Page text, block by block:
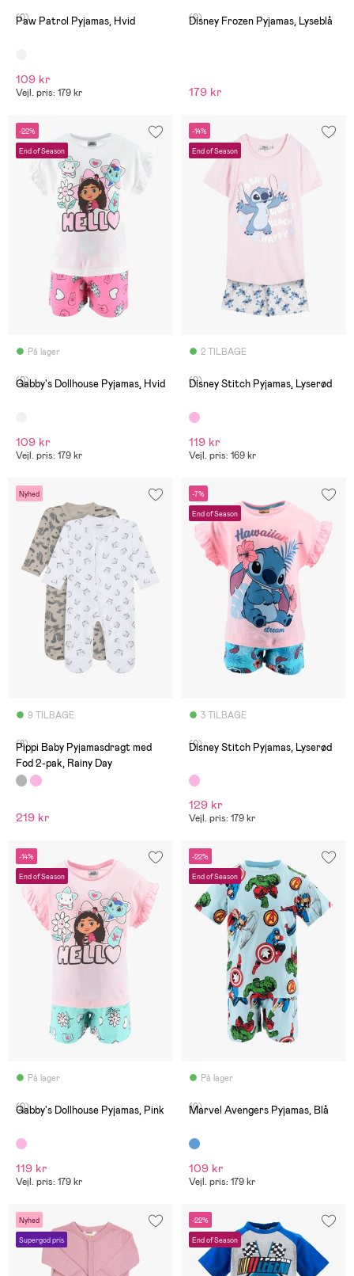
(0)
Paw Patrol Pyjamas, Hvid
109 kr
Vejl. pris: 179 kr
(0)
Disney Frozen Pyjamas, Lyseblå
179 kr
-22%
End of Season
På lager
(0)
Gabby's Dollhouse Pyjamas, Hvid
109 kr
Vejl. pris: 179 kr
-14%
End of Season
2 TILBAGE
(0)
Disney Stitch Pyjamas, Lyserød
119 kr
Vejl. pris: 169 kr
Nyhed
9 TILBAGE
(8)
Pippi Baby Pyjamasdragt med
Fod 2-pak, Rainy Day
219 kr
-7%
End of Season
3 TILBAGE
(0)
Disney Stitch Pyjamas, Lyserød
129 kr
Vejl. pris: 179 kr
-14%
End of Season
På lager
(0)
Gabby's Dollhouse Pyjamas, Pink
119 kr
Vejl. pris: 179 kr
-22%
End of Season
På lager
(0)
Marvel Avengers Pyjamas, Blå
109 kr
Vejl. pris: 179 kr
Nyhed
Supergod pris
-22%
End of Season